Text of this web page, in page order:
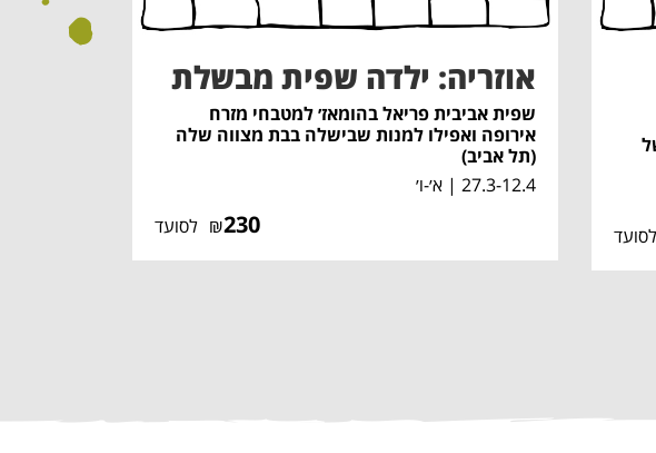
לסועד
אוזריה: ילדה שפית מבשלת
שפית אביבית פריאל בהומאז׳ למטבחי מזרח
אירופה ואפילו למנות שבישלה בבת מצווה שלה
(תל אביב)
27.3-12.4 | א׳-ו׳
230
₪ לסועד